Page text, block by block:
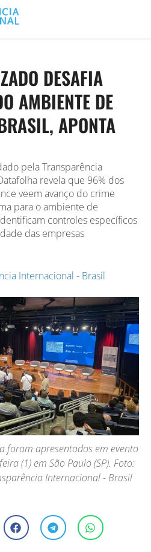
DESAFIA
AMBIENTE DE
APONTA
pela Transparência
revela que 96% dos
veem avanço do crime
para o ambiente de
controles específicos
das empresas
Internacional - Brasil
foram apresentados em evento
(1) em São Paulo (SP). Foto:
Internacional - Brasil